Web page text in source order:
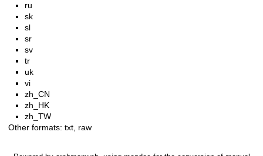
ru
sk
sl
sr
sv
tr
uk
vi
zh_CN
zh_HK
zh_TW
Other formats: txt, raw